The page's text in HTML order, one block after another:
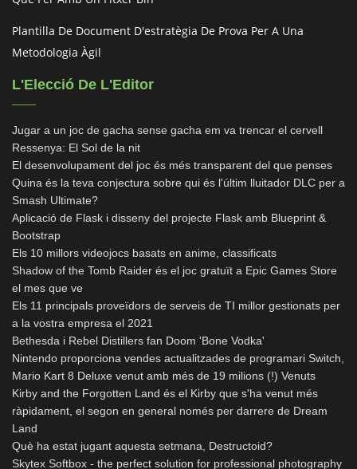
Plantilla De Document D'estratègia De Prova Per A Una
Metodologia Àgil
L'Elecció De L'Editor
Jugar a un joc de gacha sense gacha em va trencar el cervell
Ressenya: El Sol de la nit
El desenvolupament del joc és més transparent del que penses
Quina és la teva conjectura sobre qui és l'últim lluitador DLC per a
Smash Ultimate?
Aplicació de Flask i disseny del projecte Flask amb Blueprint &
Bootstrap
Els 10 millors videojocs basats en anime, classificats
Shadow of the Tomb Raider és el joc gratuït a Epic Games Store
el mes que ve
Els 11 principals proveïdors de serveis de TI millor gestionats per
a la vostra empresa el 2021
Bethesda i Rebel Distillers fan Doom 'Bone Vodka'
Nintendo proporciona vendes actualitzades de programari Switch,
Mario Kart 8 Deluxe venut amb més de 19 milions (!) Venuts
Kirby and the Forgotten Land és el Kirby que s'ha venut més
ràpidament, el segon en general només per darrere de Dream
Land
Què ha estat jugant aquesta setmana, Destructoid?
Skytex Softbox - the perfect solution for professional photography